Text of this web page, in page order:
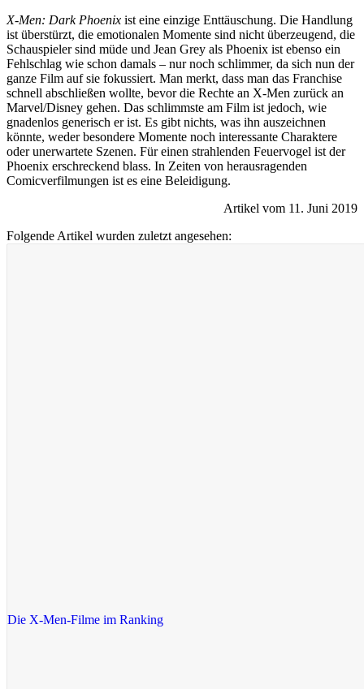
X-Men: Dark Phoenix ist eine einzige Enttäuschung. Die Handlung
ist überstürzt, die emotionalen Momente sind nicht überzeugend, die
Schauspieler sind müde und Jean Grey als Phoenix ist ebenso ein
Fehlschlag wie schon damals – nur noch schlimmer, da sich nun der
ganze Film auf sie fokussiert. Man merkt, dass man das Franchise
schnell abschließen wollte, bevor die Rechte an X-Men zurück an
Marvel/Disney gehen. Das schlimmste am Film ist jedoch, wie
gnadenlos generisch er ist. Es gibt nichts, was ihn auszeichnen
könnte, weder besondere Momente noch interessante Charaktere
oder unerwartete Szenen. Für einen strahlenden Feuervogel ist der
Phoenix erschreckend blass. In Zeiten von herausragenden
Comicverfilmungen ist es eine Beleidigung.
Artikel vom 11. Juni 2019
Folgende Artikel wurden zuletzt angesehen:
Die X-Men-Filme im Ranking